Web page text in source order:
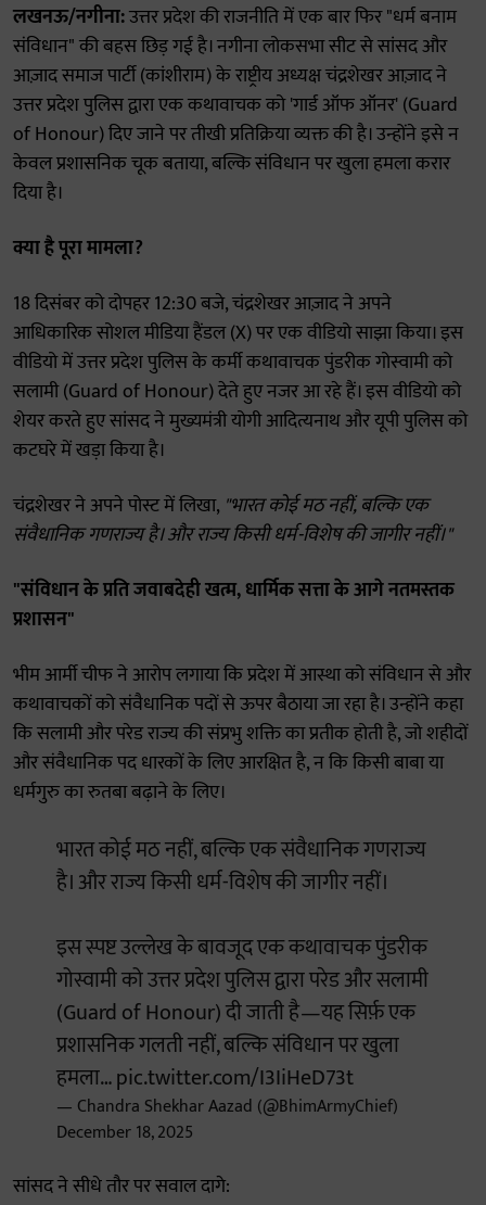
लखनऊ/नगीना:उत्तर प्रदेश की राजनीति में एक बार फिर "धर्म बनाम
संविधान" की बहस छिड़ गई है। नगीना लोकसभा सीट से सांसद और
आज़ाद समाज पार्टी (कांशीराम) के राष्ट्रीय अध्यक्ष चंद्रशेखर आज़ाद ने
उत्तर प्रदेश पुलिस द्वारा एक कथावाचक को 'गार्ड ऑफ ऑनर' (Guard
of Honour) दिए जाने पर तीखी प्रतिक्रिया व्यक्त की है। उन्होंने इसे न
केवल प्रशासनिक चूक बताया, बल्कि संविधान पर खुला हमला करार
दिया है।
क्या है पूरा मामला?
18 दिसंबर को दोपहर 12:30 बजे, चंद्रशेखर आज़ाद ने अपने
आधिकारिक सोशल मीडिया हैंडल (X) पर एक वीडियो साझा किया। इस
वीडियो में उत्तर प्रदेश पुलिस के कर्मी कथावाचक पुंडरीक गोस्वामी को
सलामी (Guard of Honour) देते हुए नजर आ रहे हैं। इस वीडियो को
शेयर करते हुए सांसद ने मुख्यमंत्री योगी आदित्यनाथ और यूपी पुलिस को
कटघरे में खड़ा किया है।
चंद्रशेखर ने अपने पोस्ट में लिखा, "भारत कोई मठ नहीं, बल्कि एक
संवैधानिक गणराज्य है। और राज्य किसी धर्म-विशेष की जागीर नहीं।"
"संविधान के प्रति जवाबदेही खत्म, धार्मिक सत्ता के आगे नतमस्तक
प्रशासन"
भीम आर्मी चीफ ने आरोप लगाया कि प्रदेश में आस्था को संविधान से और
कथावाचकों को संवैधानिक पदों से ऊपर बैठाया जा रहा है। उन्होंने कहा
कि सलामी और परेड राज्य की संप्रभु शक्ति का प्रतीक होती है, जो शहीदों
और संवैधानिक पद धारकों के लिए आरक्षित है, न कि किसी बाबा या
धर्मगुरु का रुतबा बढ़ाने के लिए।
भारत कोई मठ नहीं, बल्कि एक संवैधानिक गणराज्य
है। और राज्य किसी धर्म-विशेष की जागीर नहीं।
इस स्पष्ट उल्लेख के बावजूद एक कथावाचक पुंडरीक
गोस्वामी को उत्तर प्रदेश पुलिस द्वारा परेड और सलामी
(Guard of Honour) दी जाती है—यह सिर्फ़ एक
प्रशासनिक गलती नहीं, बल्कि संविधान पर खुला
हमला…pic.twitter.com/I3IiHeD73t
— Chandra Shekhar Aazad (@BhimArmyChief)
December 18, 2025
सांसद ने सीधे तौर पर सवाल दागे: